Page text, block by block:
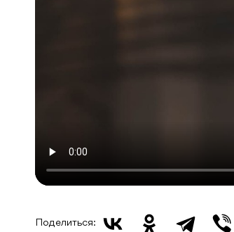
Поделиться: